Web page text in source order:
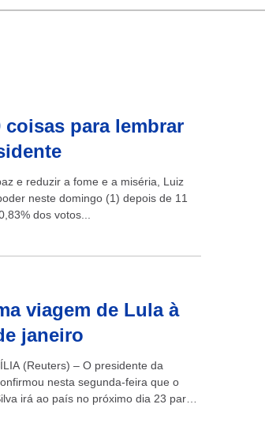
coisas para lembrar
e reduzir a fome e a miséria, Luiz
neste domingo (1) depois de 11
dos votos...
viagem de Lula à
janeiro
(Reuters) – O presidente da
nesta segunda-feira que o
irá ao país no próximo dia 23 para